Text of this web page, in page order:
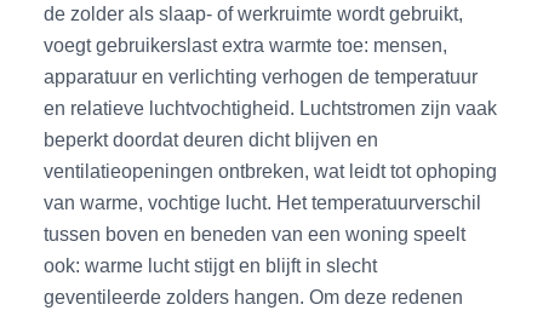
de zolder als slaap- of werkruimte wordt gebruikt,
voegt gebruikerslast extra warmte toe: mensen,
apparatuur en verlichting verhogen de temperatuur
en relatieve luchtvochtigheid. Luchtstromen zijn vaak
beperkt doordat deuren dicht blijven en
ventilatieopeningen ontbreken, wat leidt tot ophoping
van warme, vochtige lucht. Het temperatuurverschil
tussen boven en beneden van een woning speelt
ook: warme lucht stijgt en blijft in slecht
geventileerde zolders hangen. Om deze redenen